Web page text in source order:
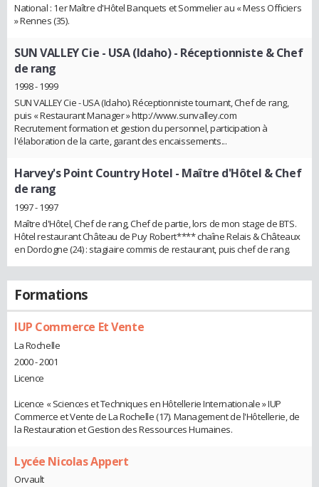
National : 1er Maître d'Hôtel Banquets et Sommelier au « Mess Officiers
» Rennes (35).
SUN VALLEY Cie - USA (Idaho)- Réceptionniste & Chef
de rang
1998 - 1999
SUN VALLEY Cie - USA (Idaho). Réceptionniste tournant, Chef de rang,
puis « Restaurant Manager » http://www.sunvalley.com
Recrutement formation et gestion du personnel, participation à
l'élaboration de la carte, garant des encaissements...
Harvey's Point Country Hotel - Maître d'Hôtel & Chef
de rang
1997 - 1997
Maître d'Hôtel, Chef de rang, Chef de partie, lors de mon stage de BTS.
Hôtel restaurant Château de Puy Robert**** chaîne Relais & Châteaux
en Dordogne (24) : stagiaire commis de restaurant, puis chef de rang.
Formations
IUP Commerce Et Vente
La Rochelle
2000 - 2001
Licence
Licence « Sciences et Techniques en Hôtellerie Internationale » IUP
Commerce et Vente de La Rochelle (17). Management de l'Hôtellerie, de
la Restauration et Gestion des Ressources Humaines.
Lycée Nicolas Appert
Orvault